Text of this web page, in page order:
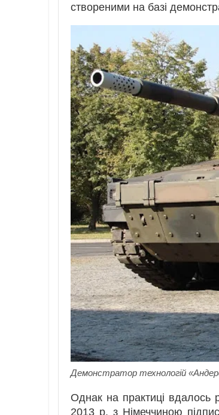
створеними на базі
Демонстратор технологій
Однак на практиці вдалось
2013 р. з Німеччиною